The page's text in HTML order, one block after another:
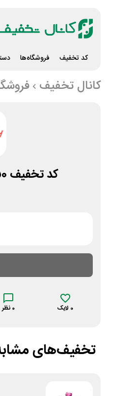
کد تخفیف فروشگاه‌ها
کانال تخفیف
کد تخفیف 50 هزار تومانی قلم نوری قشم خرید
0 لایک 0 نظر
تخفیف‌های